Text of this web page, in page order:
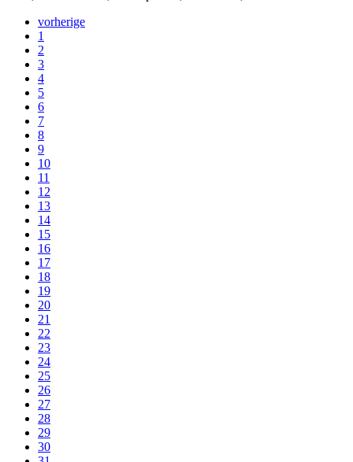
vorherige
1
2
3
4
5
6
7
8
9
10
11
12
13
14
15
16
17
18
19
20
21
22
23
24
25
26
27
28
29
30